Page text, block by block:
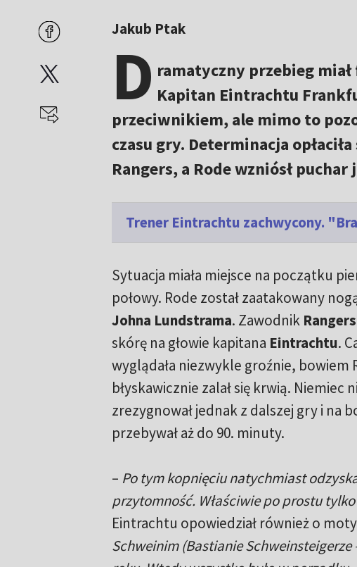
Jakub Ptak
D ramatyczny przebieg
Kapitan Eintrachtu
przeciwnikiem, ale mimo to
czasu gry. Determinacja
Rangers, a Rode wzniósł
Trener Eintrachtu zachwycony.
Sytuacja miała miejsce na początku
połowy. Rode został zaatakowany
Johna Lundstrama. Zawodnik
skórę na głowie kapitana Eintrachtu.
wyglądała niezwykle groźnie, bowiem
błyskawicznie zalał się krwią. Niemiec
zrezygnował jednak z dalszej gry i na
przebywał aż do 90. minuty.
– Po tym kopnięciu natychmiast
przytomność. Właściwie po prostu tylko
Eintrachtu opowiedział również o
Schweinim (Bastianie